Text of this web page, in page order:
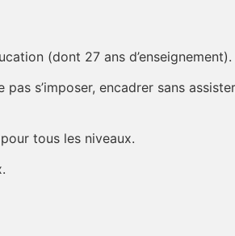
(dont 27 ans d’enseignement).
s’imposer, encadrer sans
tous les niveaux.